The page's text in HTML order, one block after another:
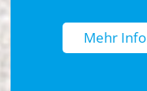
Mehr Info